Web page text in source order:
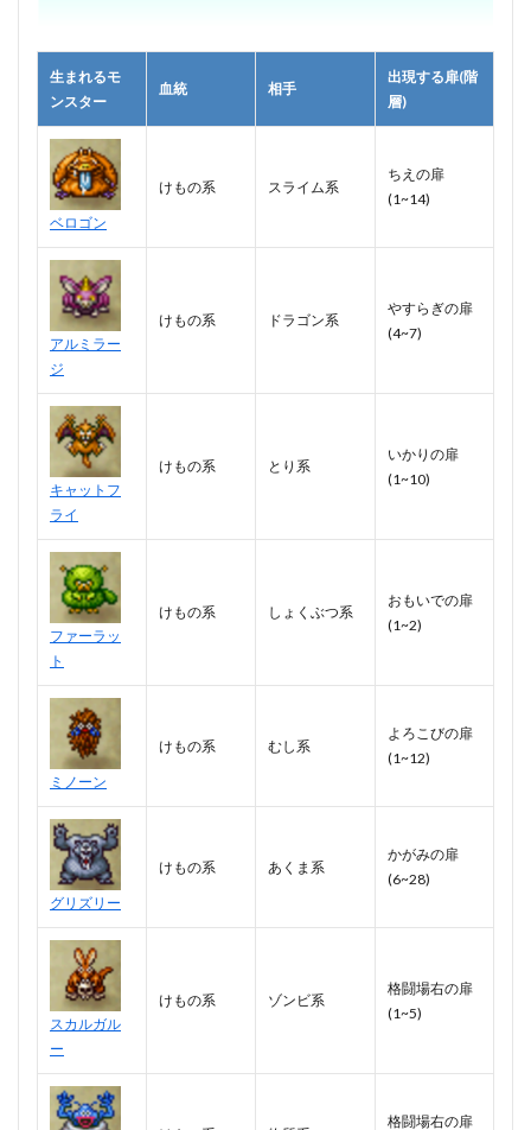
生まれるモ
ンスター
血統 相手
出現する扉(階
層)
ベロゴン
けもの系 スライム系
ちえの扉
(1~14)
アルミラー
ジ
けもの系 ドラゴン系
やすらぎの扉
(4~7)
キャットフ
ライ
けもの系 とり系
いかりの扉
(1~10)
ファーラッ
ト
けもの系 しょくぶつ系
おもいでの扉
(1~2)
ミノーン
けもの系 むし系
よろこびの扉
(1~12)
グリズリー
けもの系 あくま系
かがみの扉
(6~28)
スカルガル
ー
けもの系 ゾンビ系
格闘場右の扉
(1~5)
格闘場右の扉